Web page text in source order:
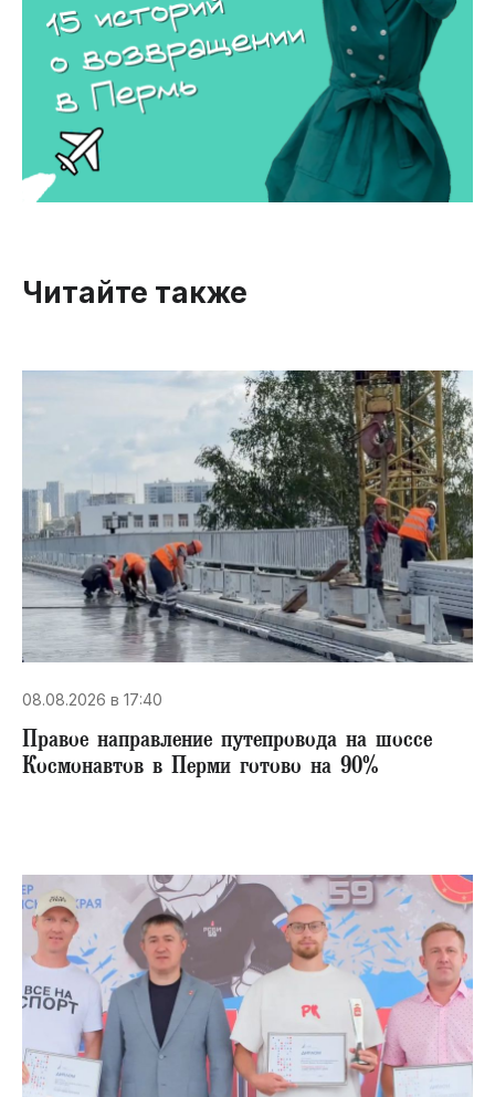
Читайте также
08.08.2026 в 17:40
Правое направление путепровода на шоссе
Космонавтов в Перми готово на 90%